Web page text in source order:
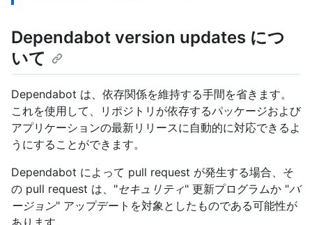
Dependabot version updates につ
いて
Dependabot は、依存関係を維持する手間を省きます。
これを使用して、リポジトリが依存するパッケージおよび
アプリケーションの最新リリースに自動的に対応できるよ
うにすることができます。
Dependabot によって pull request が発生する場合、そ
の pull request は、"セキュリティ" 更新プログラムか "バ
ージョン" アップデートを対象としたものである可能性が